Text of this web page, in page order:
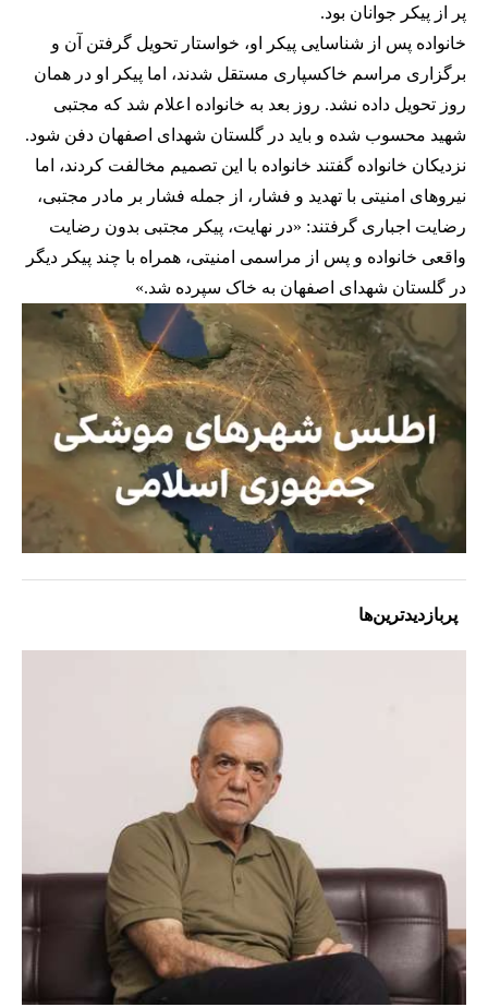
پر از پیکر جوانان بود.
خانواده پس از شناسایی پیکر او، خواستار تحویل گرفتن آن و
برگزاری مراسم خاکسپاری مستقل شدند، اما پیکر او در همان
روز تحویل داده نشد. روز بعد به خانواده اعلام شد که مجتبی
شهید محسوب شده و باید در گلستان شهدای اصفهان دفن شود.
نزدیکان خانواده گفتند خانواده با این تصمیم مخالفت کردند، اما
نیروهای امنیتی با تهدید و فشار، از جمله فشار بر مادر مجتبی،
رضایت اجباری گرفتند:‌ «در نهایت، پیکر مجتبی بدون رضایت
واقعی خانواده و پس از مراسمی امنیتی، همراه با چند پیکر دیگر
در گلستان شهدای اصفهان به خاک سپرده شد.»
پربازدیدترین‌ها